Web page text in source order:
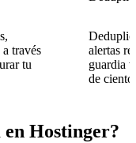
través
tu
alertas
guardia
de
Hostinger?